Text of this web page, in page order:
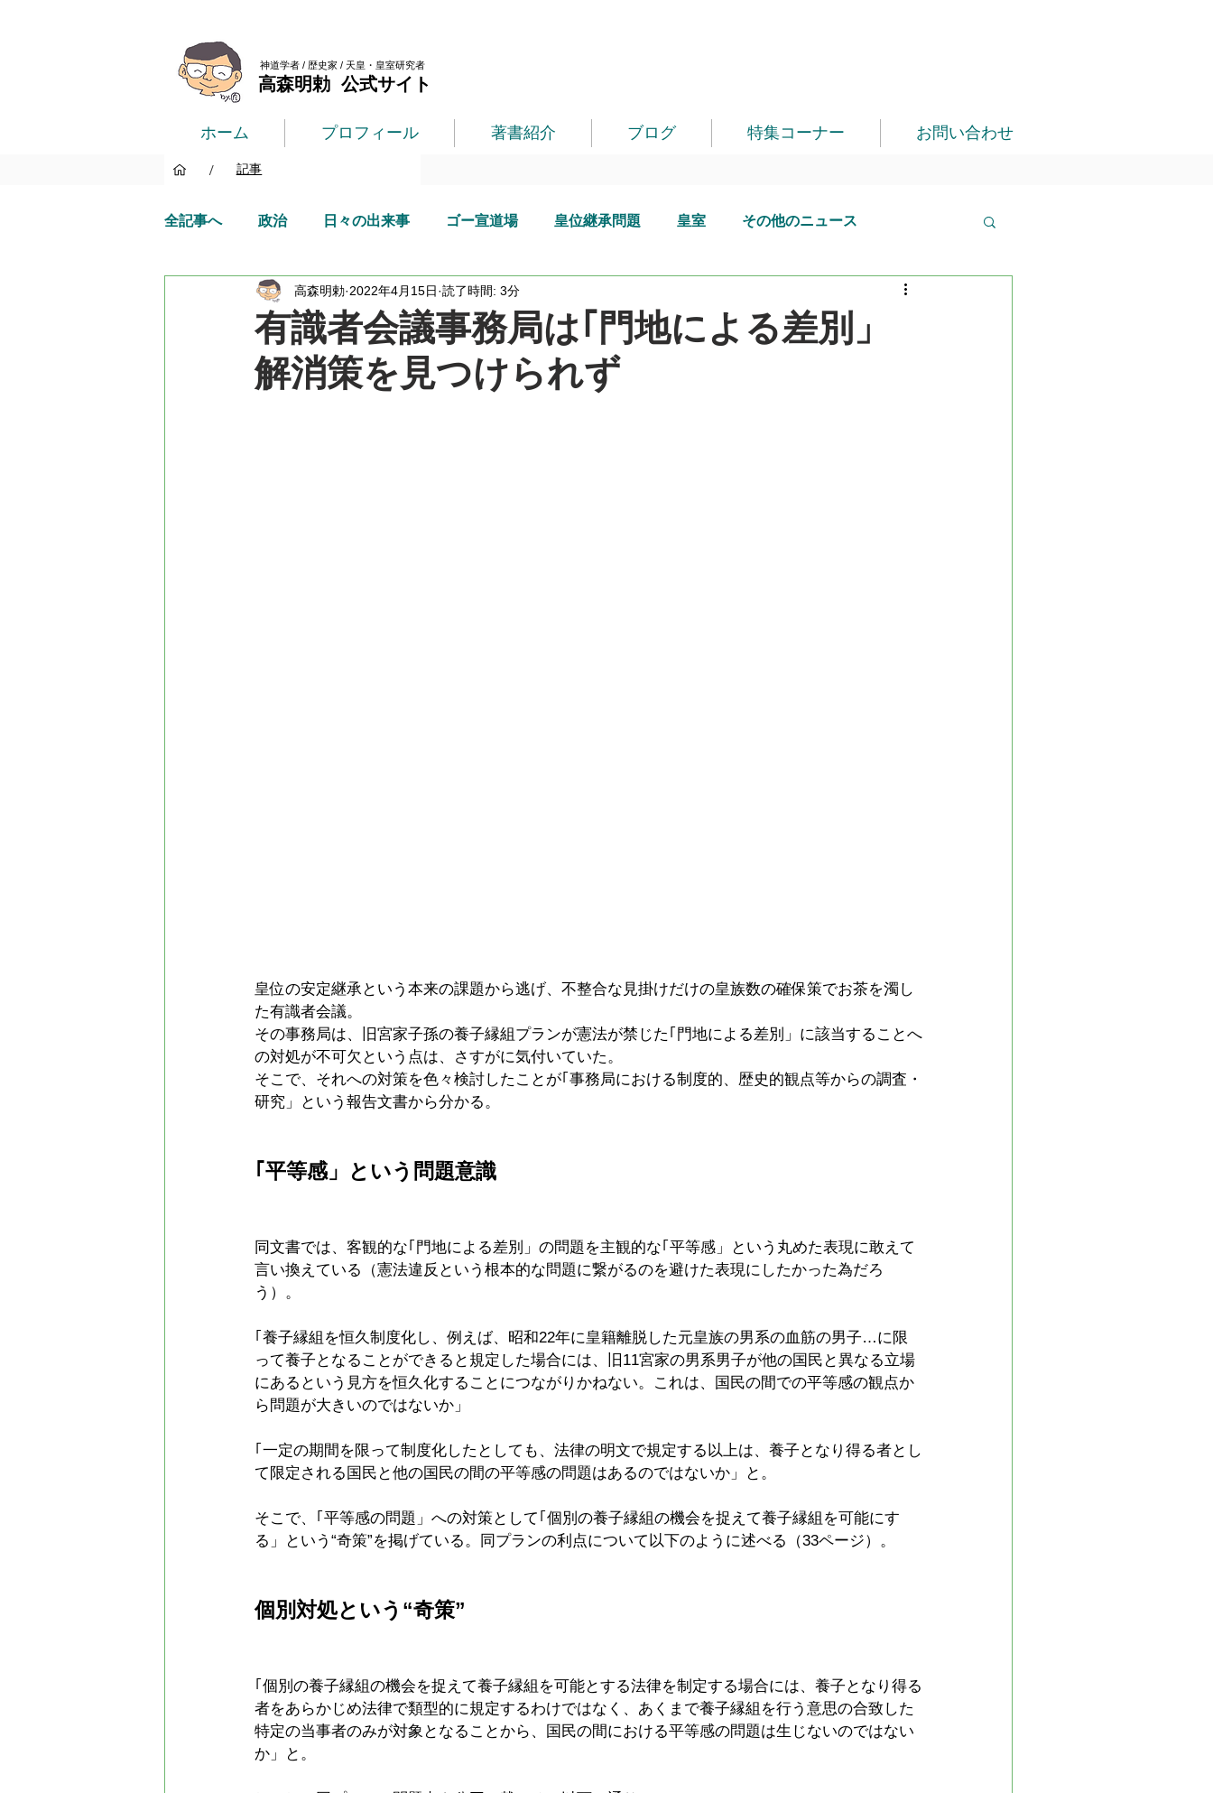
神道学者 / 歴史家 / 天皇・皇室研究者
高森明勅 公式サイト
ホーム プロフィール 著書紹介 ブログ 特集コーナー お問い合わせ
/ 記事
全記事へ 政治 日々の出来事 ゴー宣道場 皇位継承問題 皇室 その他のニュース
有識者会議事務局は｢門地による差別」
解消策を見つけられず
高森明勅 2022年4月15日 読了時間: 3分
皇位の安定継承という本来の課題から逃げ、不整合な見掛けだけの皇族数の確保策でお茶を濁し
た有識者会議。
その事務局は、旧宮家子孫の養子縁組プランが憲法が禁じた｢門地による差別」に該当することへ
の対処が不可欠という点は、さすがに気付いていた。
そこで、それへの対策を色々検討したことが｢事務局における制度的、歴史的観点等からの調査・
研究」という報告文書から分かる。
｢平等感」という問題意識
同文書では、客観的な｢門地による差別」の問題を主観的な｢平等感」という丸めた表現に敢えて
言い換えている（憲法違反という根本的な問題に繋がるのを避けた表現にしたかった為だろ
う）。
｢養子縁組を恒久制度化し、例えば、昭和22年に皇籍離脱した元皇族の男系の血筋の男子…に限
って養子となることができると規定した場合には、旧11宮家の男系男子が他の国民と異なる立場
にあるという見方を恒久化することにつながりかねない。これは、国民の間での平等感の観点か
ら問題が大きいのではないか」
｢一定の期間を限って制度化したとしても、法律の明文で規定する以上は、養子となり得る者とし
て限定される国民と他の国民の間の平等感の問題はあるのではないか」と。
そこで、｢平等感の問題」への対策として｢個別の養子縁組の機会を捉えて養子縁組を可能にす
る」という“奇策”を掲げている。同プランの利点について以下のように述べる（33ページ）。
個別対処という“奇策”
｢個別の養子縁組の機会を捉えて養子縁組を可能とする法律を制定する場合には、養子となり得る
者をあらかじめ法律で類型的に規定するわけではなく、あくまで養子縁組を行う意思の合致した
特定の当事者のみが対象となることから、国民の間における平等感の問題は生じないのではない
か」と。